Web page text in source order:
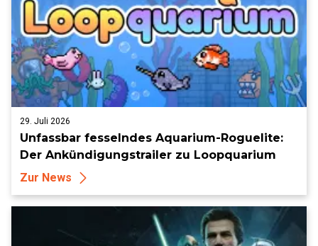
29. Juli 2026
Unfassbar fesselndes Aquarium-Roguelite:
Der Ankündigungstrailer zu Loopquarium
Zur News